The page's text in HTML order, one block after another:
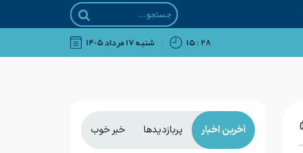
۲۸ : ۱۵ شنبه ۱۷ مرداد ۱۴۰۵
آخرین اخبار پربازدیدها خبر خوب